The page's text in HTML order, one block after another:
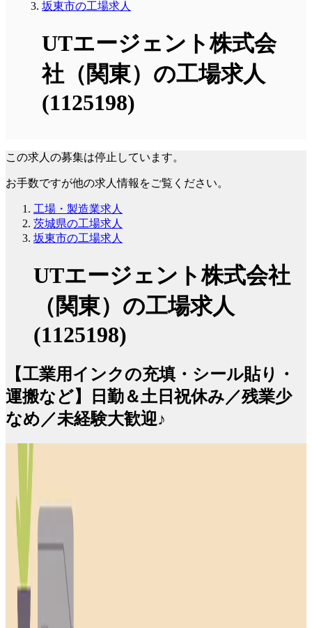
坂東市の工場求人
UTエージェント株式会
社（関東）の工場求人
(1125198)
この求人の募集は停止しています。
お手数ですが他の求人情報をご覧ください。
工場・製造業求人
茨城県の工場求人
坂東市の工場求人
UTエージェント株式会社
（関東）の工場求人
(1125198)
【工業用インクの充填・シール貼り・
運搬など】日勤＆土日祝休み／残業少
なめ／未経験大歓迎♪